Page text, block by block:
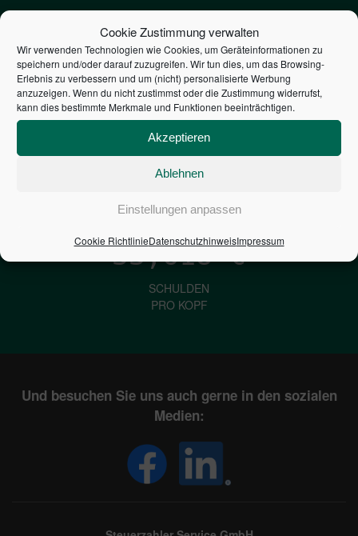
Cookie Zustimmung verwalten
Wir verwenden Technologien wie Cookies, um Geräteinformationen zu
speichern und/oder darauf zuzugreifen. Wir tun dies, um das Browsing-
Erlebnis zu verbessern und um (nicht) personalisierte Werbung
anzuzeigen. Wenn du nicht zustimmst oder die Zustimmung widerrufst,
kann dies bestimmte Merkmale und Funktionen beeinträchtigen.
Akzeptieren
Ablehnen
Einstellungen anpassen
Cookie RichtlinieDatenschutzhinweisImpressum
1,601€
ZINSEN
PRO SEKUNDE
2,806,075,758,607
STAATSVERSCHULDUNG
33,618€
SCHULDEN
PRO KOPF
Und besuchen Sie uns auch gerne in den sozialen
Medien: